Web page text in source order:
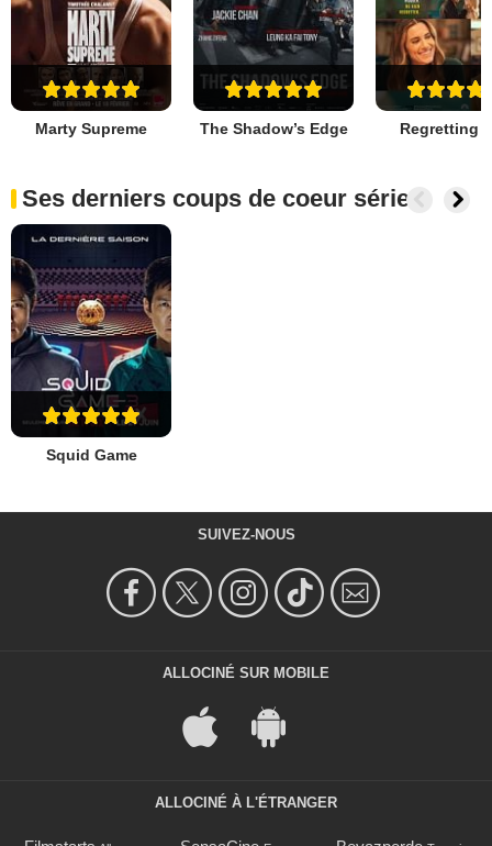
Marty Supreme The Shadow’s Edge Regretting
Ses derniers coups de coeur séries
Squid Game
SUIVEZ-NOUS
ALLOCINÉ SUR MOBILE
ALLOCINÉ À L'ÉTRANGER